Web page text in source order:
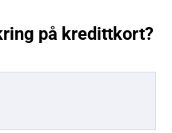
på kredittkort?